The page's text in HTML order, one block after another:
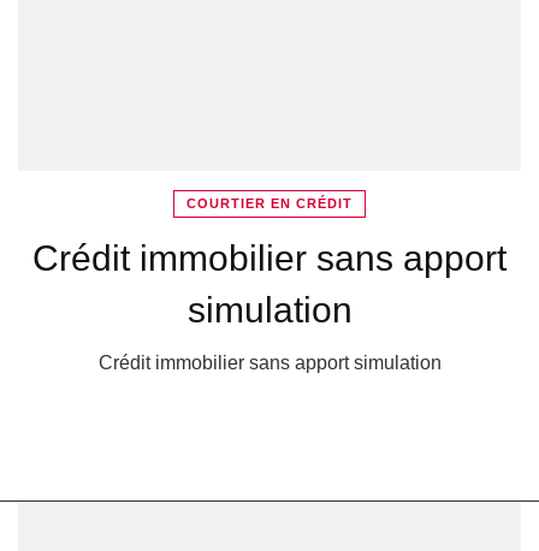
COURTIER EN CRÉDIT
Crédit immobilier sans apport
simulation
Crédit immobilier sans apport simulation